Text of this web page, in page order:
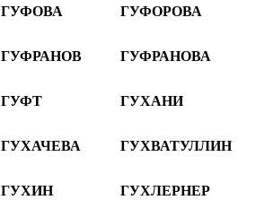
ГУФОВА ГУФОРОВА
ГУФРАНОВ ГУФРАНОВА
ГУФТ ГУХАНИ
ГУХАЧЕВА ГУХВАТУЛЛИН
ГУХИН ГУХЛЕРНЕР